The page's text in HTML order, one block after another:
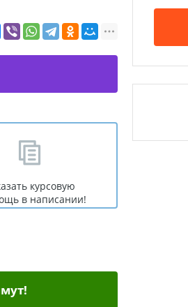
курсовую
в написании!